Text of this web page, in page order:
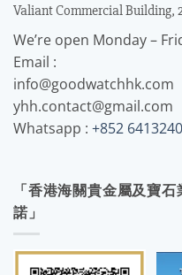
Valiant Commercial Building,
We’re open Monday –
Email :
info@goodwatchhk.com
yhh.contact@gmail.com
Whatsapp : +852
「香港海關貴金屬及寶
諾」